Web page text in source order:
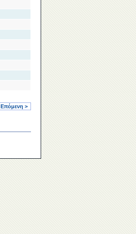
Επόμενη >